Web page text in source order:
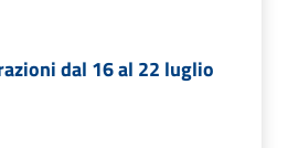
dal 16 al 22 luglio